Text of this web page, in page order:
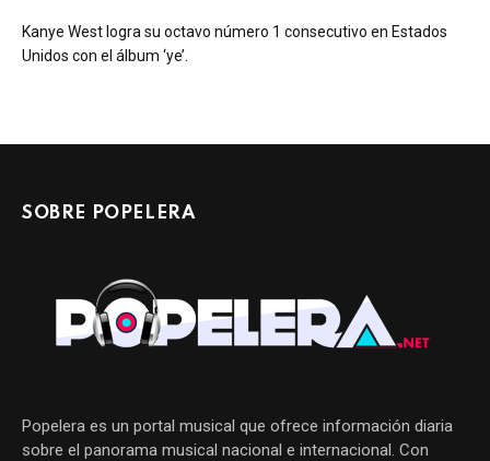
Kanye West logra su octavo número 1 consecutivo en Estados
Unidos con el álbum ‘ye’.
SOBRE POPELERA
Popelera es un portal musical que ofrece información diaria
sobre el panorama musical nacional e internacional. Con